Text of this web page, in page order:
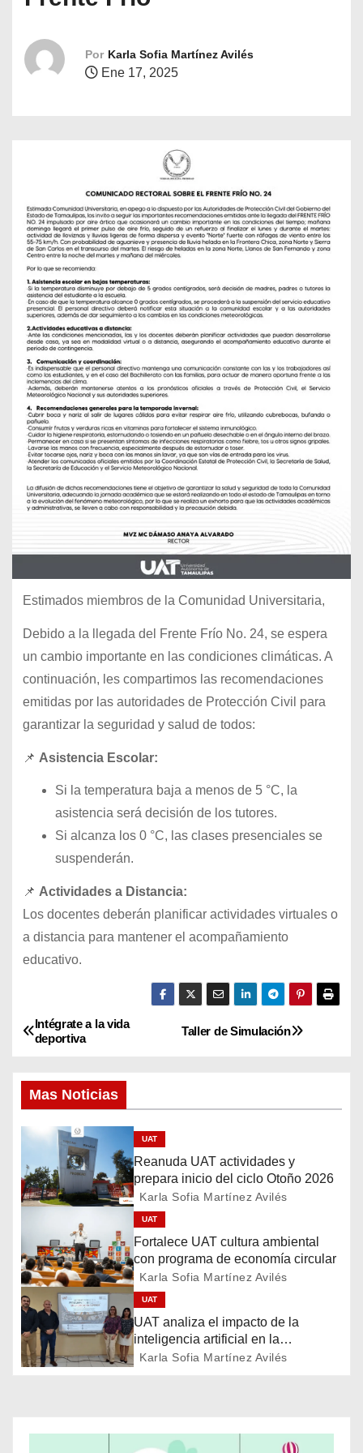
Por Karla Sofia Martínez Avilés
Ene 17, 2025
Estimados miembros de la Comunidad Universitaria,
Debido a la llegada del Frente Frío No. 24, se espera
un cambio importante en las condiciones climáticas. A
continuación, les compartimos las recomendaciones
emitidas por las autoridades de Protección Civil para
garantizar la seguridad y salud de todos:
📌 Asistencia Escolar:
Si la temperatura baja a menos de 5 °C, la
asistencia será decisión de los tutores.
Si alcanza los 0 °C, las clases presenciales se
suspenderán.
📌 Actividades a Distancia:
Los docentes deberán planificar actividades virtuales o
a distancia para mantener el acompañamiento
educativo.
N
v
e
g
a
c
i
ó
n
d
e
Taller de Simulación
Intégrate a la vida
deportiva
Mas Noticias
UAT
Reanuda UAT actividades y
prepara inicio del ciclo Otoño 2026
Karla Sofia Martínez Avilés
UAT
Fortalece UAT cultura ambiental
con programa de economía circular
Karla Sofia Martínez Avilés
UAT
UAT analiza el impacto de la
inteligencia artificial en la
educación
Karla Sofia Martínez Avilés